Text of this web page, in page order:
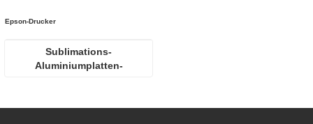
Epson-Drucker
Sublimations-
Aluminiumplatten-